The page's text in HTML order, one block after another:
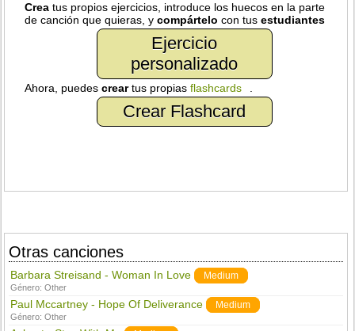
Crea tus propios ejercicios, introduce los huecos en la parte
de canción que quieras, ycompártelo con tusestudiantes
Ejercicio
personalizado
Ahora, puedescreartus propiasflashcards
Crear Flashcard
Otras canciones
Barbara Streisand - Woman In Love Medium
Género:Other
Paul Mccartney - Hope Of Deliverance Medium
Género:Other